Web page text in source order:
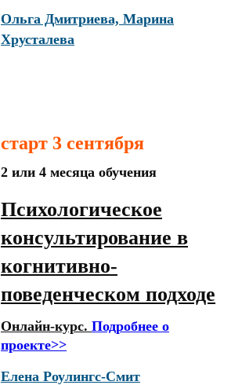
Ольга Дмитриева, Марина
Хрусталева
старт 3 сентября
2 или 4 месяца обучения
Психологическое
консультирование в
когнитивно-
поведенческом подходе
Онлайн-курс. Подробнее о
проекте>>
Елена Роулингс-Смит